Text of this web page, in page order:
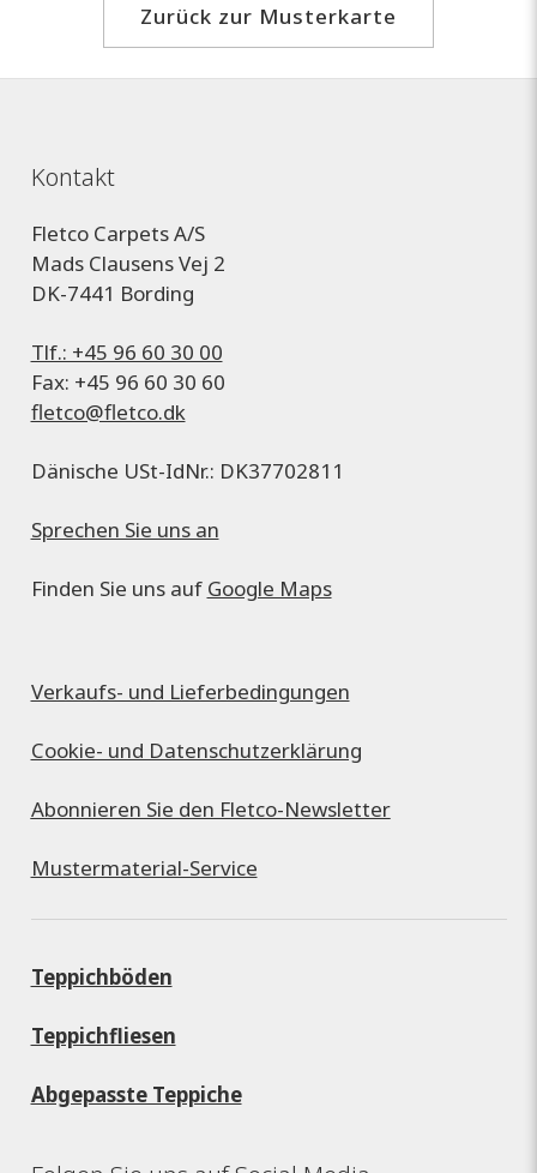
Zurück zur Musterkarte
Kontakt
Fletco Carpets A/S
Mads Clausens Vej 2
DK-7441 Bording
Tlf.: +45 96 60 30 00
Fax: +45 96 60 30 60
fletco@fletco.dk
Dänische USt-IdNr.: DK37702811
Sprechen Sie uns an
Finden Sie uns auf Google Maps
Verkaufs- und Lieferbedingungen
Cookie- und Datenschutzerklärung
Abonnieren Sie den Fletco-Newsletter
Mustermaterial-Service
Teppichböden
Teppichfliesen
Abgepasste Teppiche